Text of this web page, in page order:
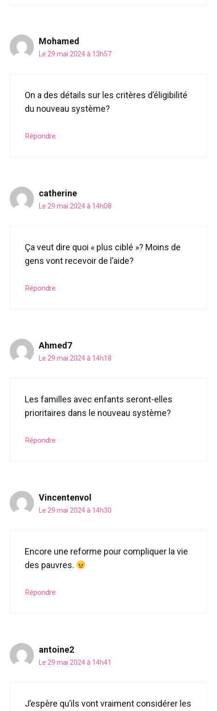
Mohamed
Le 29 mai 2024 à 13h57
On a des détails sur les critères d’éligibilité
du nouveau système?
Répondre
catherine
Le 29 mai 2024 à 14h08
Ça veut dire quoi « plus ciblé »? Moins de
gens vont recevoir de l’aide?
Répondre
Ahmed7
Le 29 mai 2024 à 14h18
Les familles avec enfants seront-elles
prioritaires dans le nouveau système?
Répondre
Vincentenvol
Le 29 mai 2024 à 14h30
Encore une reforme pour compliquer la vie
des pauvres.
Répondre
antoine2
Le 29 mai 2024 à 14h41
J’espère qu’ils vont vraiment considérer les